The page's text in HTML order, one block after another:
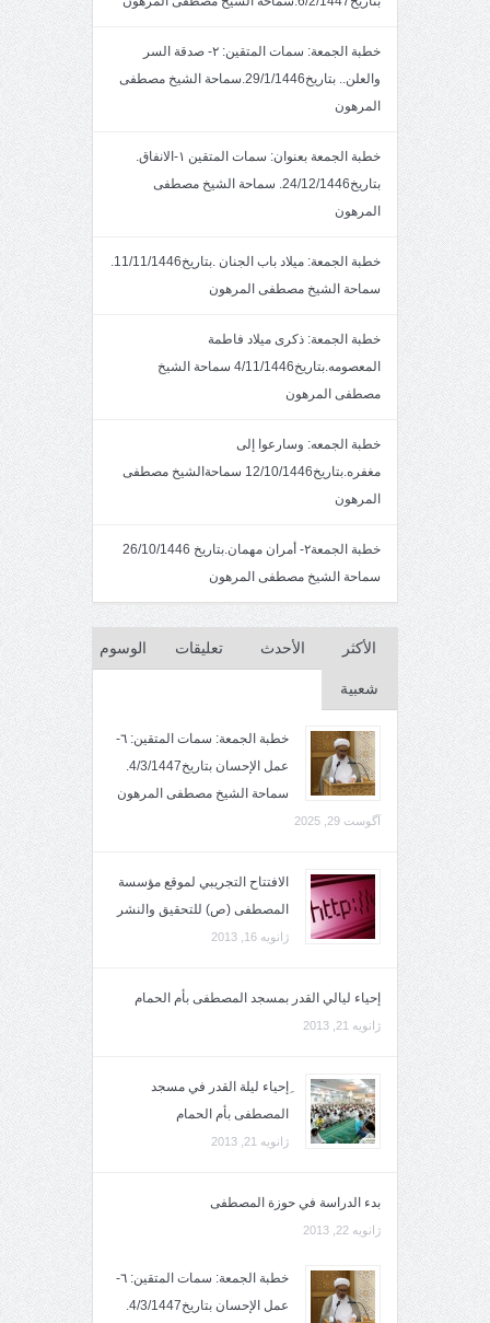
خطبة الجمعة: سمات المتقين: ٢- صدقة السر
والعلن.. بتاريخ29/1/1446.سماحة الشيخ مصطفى
المرهون
خطبة الجمعة بعنوان: سمات المتقين ١-الانفاق.
بتاريخ24/12/1446. سماحة الشيخ مصطفى
المرهون
خطبة الجمعة: ميلاد باب الجنان .بتاريخ11/11/1446.
سماحة الشيخ مصطفى المرهون
خطبة الجمعة: ذكرى ميلاد فاطمة
المعصومه.بتاريخ4/11/1446 سماحة الشيخ
مصطفى المرهون
خطبة الجمعه: وسارعوا إلى
مغفره.بتاريخ12/10/1446 سماحةالشيخ مصطفى
المرهون
خطبة الجمعة٢- أمران مهمان.بتاريخ 26/10/1446
سماحة الشيخ مصطفى المرهون
الأكثر
شعبية
الأحدث تعليقات الوسوم
خطبة الجمعة: سمات المتقين: ٦-
عمل الإحسان بتاريخ4/3/1447.
سماحة الشيخ مصطفى المرهون
آگوست 29, 2025
الافتتاح التجريبي لموقع مؤسسة
المصطفى (ص) للتحقيق والنشر
ژانویه 16, 2013
إحياء ليالي القدر بمسجد المصطفى بأم الحمام
ژانویه 21, 2013
ِإحياء ليلة القدر في مسجد
المصطفى بأم الحمام
ژانویه 21, 2013
بدء الدراسة في حوزة المصطفى
ژانویه 22, 2013
خطبة الجمعة: سمات المتقين: ٦-
عمل الإحسان بتاريخ4/3/1447.